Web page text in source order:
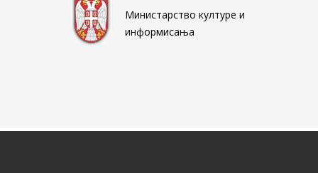
Министарство културе и
информисања